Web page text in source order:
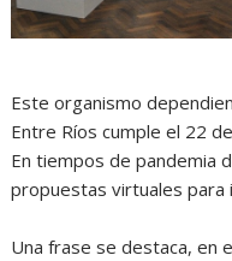
Este organismo
Entre Ríos cumple el 22
En tiempos de pandemia
propuestas virtuales para
Una frase se destaca, en